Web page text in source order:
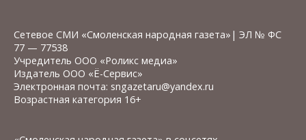
Сетевое СМИ «Смоленская народная газета»| ЭЛ № ФС
77 — 77538
Учредитель ООО «Роликс медиа»
Издатель ООО «Ё-Сервис»
Электронная почта: sngazetaru@yandex.ru
Возрастная категория 16+